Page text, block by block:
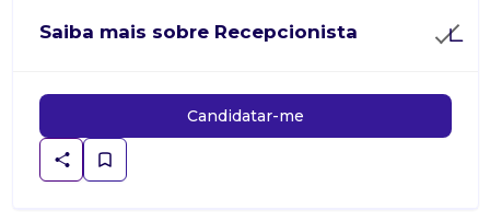
Saiba mais sobre Recepcionista
Candidatar-me